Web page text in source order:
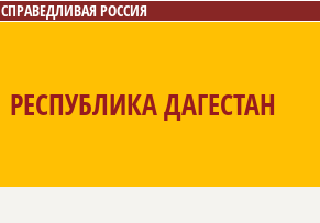
СПРАВЕДЛИВАЯ РОССИЯ
РЕСПУБЛИКА ДАГЕСТАН